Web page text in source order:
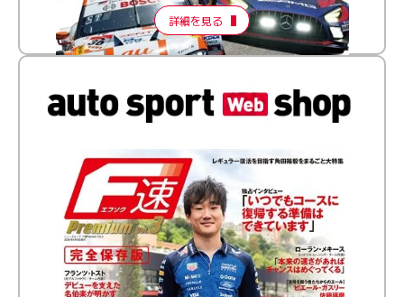
詳細を見る